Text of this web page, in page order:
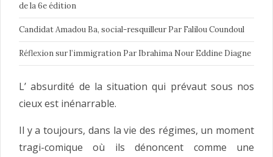
de la 6e édition
Candidat Amadou Ba, social-resquilleur Par Falilou Coundoul
Réflexion sur l’immigration Par Ibrahima Nour Eddine Diagne
L’ absurdité de la situation qui prévaut sous nos
cieux est inénarrable.
Il y a toujours, dans la vie des régimes, un moment
tragi-comique où ils dénoncent comme une